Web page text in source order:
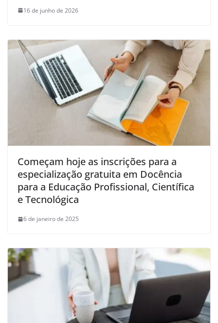
16 de junho de 2026
Começam hoje as inscrições para a
especialização gratuita em Docência
para a Educação Profissional, Científica
e Tecnológica
6 de janeiro de 2025